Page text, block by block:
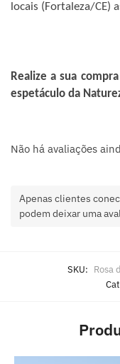
locais (Fortaleza/CE)
Realize a sua
espetáculo da
Não há avaliações
Apenas clientes
podem deixar uma
SKU: Rosa